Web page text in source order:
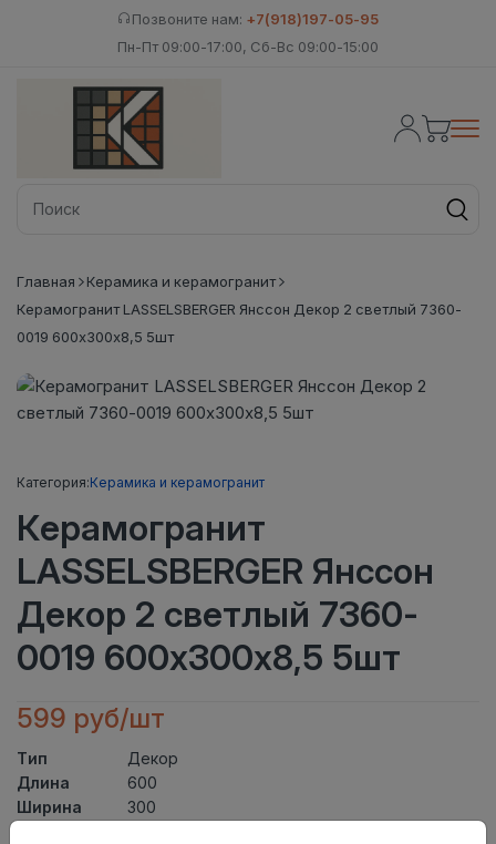
Позвоните нам: +7(918)197-05-95
Пн-Пт 09:00-17:00, Сб-Вс 09:00-15:00
Главная
Керамика и керамогранит
Керамогранит LASSELSBERGER Янссон Декор 2 светлый 7360-
0019 600х300х8,5 5шт
Категория:Керамика и керамогранит
Керамогранит
LASSELSBERGER Янссон
Декор 2 светлый 7360-
0019 600х300х8,5 5шт
599 руб/шт
Тип
Декор
Длина
600
Ширина
300